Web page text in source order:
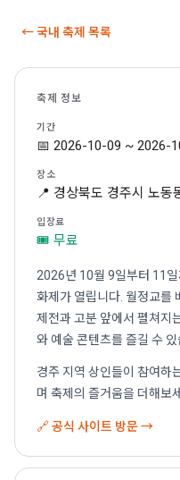
← 국내 축제 목록
축제 정보
기간
📅 2026-10-09 ~ 2026-
장소
📍 경상북도 경주시 노동
입장료
🎟 무료
2026년 10월 9일부터 11
화제가 열립니다. 월정교를
제전과 고분 앞에서 펼쳐지
와 예술 콘텐츠를 즐길 수 있
경주 지역 상인들이 참여하
며 축제의 즐거움을 더해보
🔗 공식 사이트 방문 →